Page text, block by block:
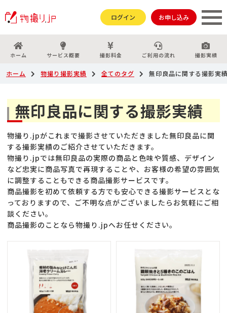
ログイン お申し込み
ホーム サービス概要 撮影料金 ご利用の流れ 撮影実績
ホーム 物撮り撮影実績 全てのタグ 無印良品に関する撮影実
無印良品に関する撮影実績
物撮り.jpがこれまで撮影させていただきました無印良品に関
する撮影実績のご紹介させていただきます。
物撮り.jpでは無印良品の実際の商品と色味や質感、デザイン
など忠実に商品写真で再現することや、お客様の希望の雰囲気
に調整することもできる商品撮影サービスです。
商品撮影を初めて依頼する方でも安心できる撮影サービスとな
っておりますので、ご不明な点がございましたらお気軽にご相
談ください。
商品撮影のことなら物撮り.jpへお任せください。